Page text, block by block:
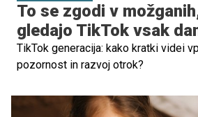
To se zgodi v
gledajo TikTok vsak
TikTok generacija: kako kratki videi
pozornost in razvoj otrok?